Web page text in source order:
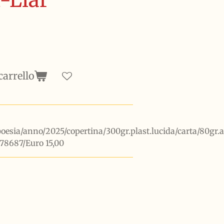
anno/2025/copertina/300gr.plast.lucida/carta/
Euro 15,00